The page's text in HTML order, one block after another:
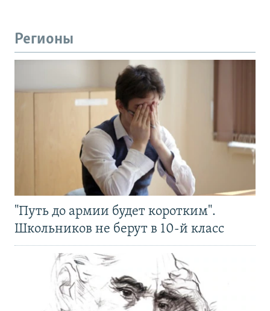
Регионы
"Путь до армии будет коротким".
Школьников не берут в 10-й класс